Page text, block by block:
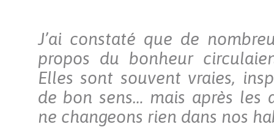
J’ai constaté que de
propos du bonheur
Elles sont souvent vraies,
de bon sens… mais après les
ne changeons rien dans nos